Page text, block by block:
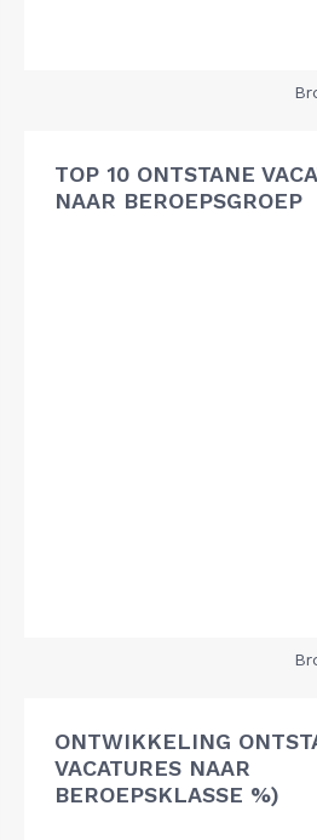
TOP 10 ONTSTANE
NAAR BEROEPSGROEP
ONTWIKKELING
VACATURES NAAR
BEROEPSKLASSE %)